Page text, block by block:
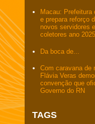
Macau:
e prepara reforço
novos servidores
coletores ano 2025
Da boca de...
Com caravana de
Flávia Veras
convenção que
Governo do RN
TAGS